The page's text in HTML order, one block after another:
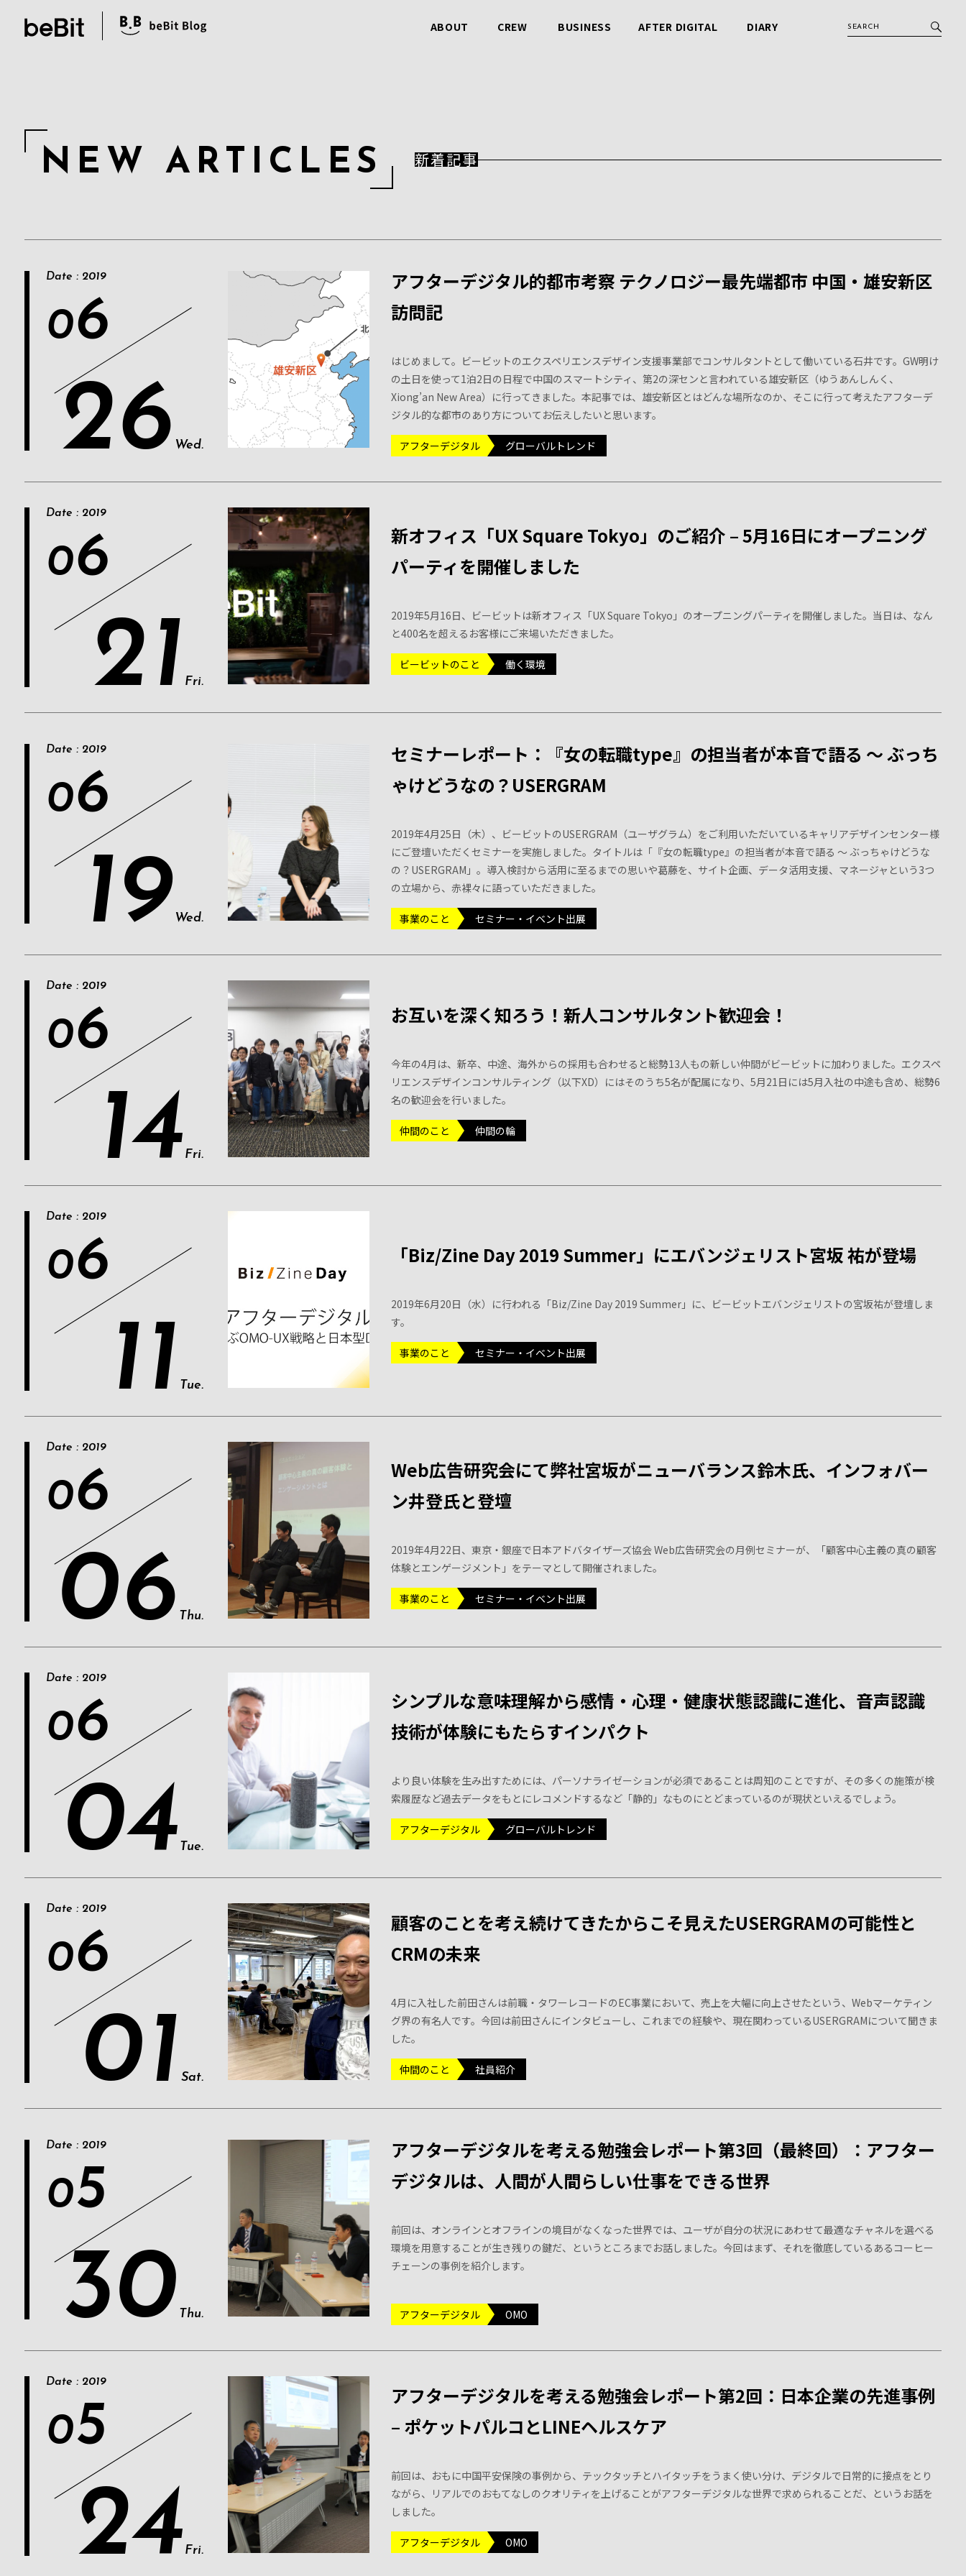
ABOUT CREW BUSINESS AFTER DIGITAL DIARY
N E W A RT I C L E S 新着記事
Date : 2019
06
26 Wed.
アフターデジタル的都市考察 テクノロジー最先端都市 中国・雄安新区
訪問記
はじめまして。ビービットのエクスペリエンスデザイン支援事業部でコンサルタントとして働いている石井です。GW明け
の土日を使って1泊2日の日程で中国のスマートシティ、第2の深センと言われている雄安新区（ゆうあんしんく、
Xiong’an New Area）に行ってきました。本記事では、雄安新区とはどんな場所なのか、そこに行って考えたアフターデ
ジタル的な都市のあり方についてお伝えしたいと思います。
アフターデジタル グローバルトレンド
Date : 2019
06
21 Fri.
新オフィス「UX Square Tokyo」のご紹介 – 5月16日にオープニング
パーティを開催しました
2019年5月16日、ビービットは新オフィス「UX Square Tokyo」のオープニングパーティを開催しました。当日は、なん
と400名を超えるお客様にご来場いただきました。
ビービットのこと 働く環境
Date : 2019
06
19 Wed.
セミナーレポート：『女の転職type』の担当者が本音で語る 〜 ぶっち
ゃけどうなの？USERGRAM
2019年4月25日（木）、ビービットのUSERGRAM（ユーザグラム）をご利用いただいているキャリアデザインセンター様
にご登壇いただくセミナーを実施しました。タイトルは「『女の転職type』の担当者が本音で語る 〜 ぶっちゃけどうな
の？USERGRAM」。導入検討から活用に至るまでの思いや葛藤を、サイト企画、データ活用支援、マネージャという3つ
の立場から、赤裸々に語っていただきました。
事業のこと セミナー・イベント出展
Date : 2019
06
14 Fri.
お互いを深く知ろう！新人コンサルタント歓迎会！
今年の4月は、新卒、中途、海外からの採用も合わせると総勢13人もの新しい仲間がビービットに加わりました。エクスペ
リエンスデザインコンサルティング（以下XD）にはそのうち5名が配属になり、5月21日には5月入社の中途も含め、総勢6
名の歓迎会を行いました。
仲間のこと 仲間の輪
Date : 2019
06
11 Tue.
「Biz/Zine Day 2019 Summer」にエバンジェリスト宮坂 祐が登場
2019年6月20日（水）に行われる「Biz/Zine Day 2019 Summer」に、ビービットエバンジェリストの宮坂祐が登壇しま
す。
事業のこと セミナー・イベント出展
Date : 2019
06
06 Thu.
Web広告研究会にて弊社宮坂がニューバランス鈴木氏、インフォバー
ン井登氏と登壇
2019年4月22日、東京・銀座で日本アドバタイザーズ協会 Web広告研究会の月例セミナーが、「顧客中心主義の真の顧客
体験とエンゲージメント」をテーマとして開催されました。
事業のこと セミナー・イベント出展
Date : 2019
06
04 Tue.
シンプルな意味理解から感情・心理・健康状態認識に進化、音声認識
技術が体験にもたらすインパクト
より良い体験を生み出すためには、パーソナライゼーションが必須であることは周知のことですが、その多くの施策が検
索履歴など過去データをもとにレコメンドするなど「静的」なものにとどまっているのが現状といえるでしょう。
アフターデジタル グローバルトレンド
Date : 2019
06
01Sat.
顧客のことを考え続けてきたからこそ見えたUSERGRAMの可能性と
CRMの未来
4月に入社した前田さんは前職・タワーレコードのEC事業において、売上を大幅に向上させたという、Webマーケティン
グ界の有名人です。今回は前田さんにインタビューし、これまでの経験や、現在関わっているUSERGRAMについて聞きま
した。
仲間のこと 社員紹介
Date : 2019
05
30 Thu.
アフターデジタルを考える勉強会レポート第3回（最終回）：アフター
デジタルは、人間が人間らしい仕事をできる世界
前回は、オンラインとオフラインの境目がなくなった世界では、ユーザが自分の状況にあわせて最適なチャネルを選べる
環境を用意することが生き残りの鍵だ、というところまでお話しました。今回はまず、それを徹底しているあるコーヒー
チェーンの事例を紹介します。
アフターデジタル OMO
Date : 2019
05
24 Fri.
アフターデジタルを考える勉強会レポート第2回：日本企業の先進事例
– ポケットパルコとLINEヘルスケア
前回は、おもに中国平安保険の事例から、テックタッチとハイタッチをうまく使い分け、デジタルで日常的に接点をとり
ながら、リアルでのおもてなしのクオリティを上げることがアフターデジタルな世界で求められることだ、というお話を
しました。
アフターデジタル OMO